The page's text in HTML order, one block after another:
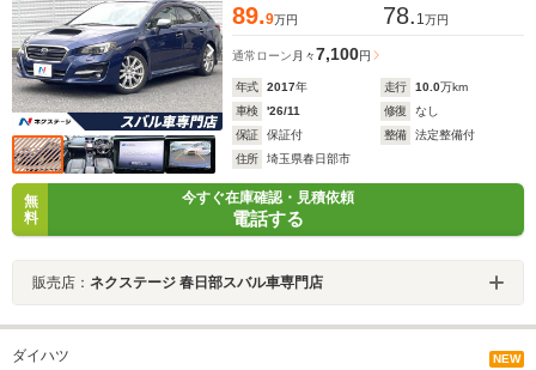
89.9万円 78. 1万円
通常ローン 月々7,100円
年式 2017年 走行 10.0万km
車検
'26/11 修復
なし
保証
保証付 整備
法定整備付
住所
埼玉県春日部市
無
料
今すぐ在庫確認・見積依頼
電話する
販売店： ネクステージ 春日部スバル車専門店
ダイハツ NEW